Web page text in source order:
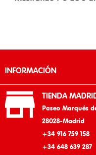
INFORMACIÓN
 TIENDA
Paseo Marqués
28028-Madrid
+34 916 759 158
+34 648 639 287